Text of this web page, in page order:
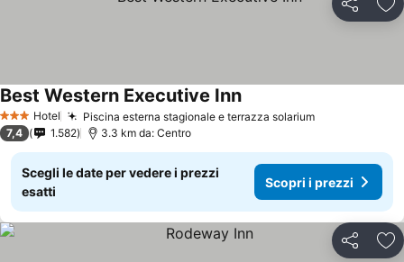
Condividi
3 StelleHotel Piscina esterna stagionale e terrazza solarium
Best Western Executive Inn
7,4 1.582 3.3 km da: Centro
Scegli le date per vedere i prezzi
esatti
Scopri i prezzi
Condividi